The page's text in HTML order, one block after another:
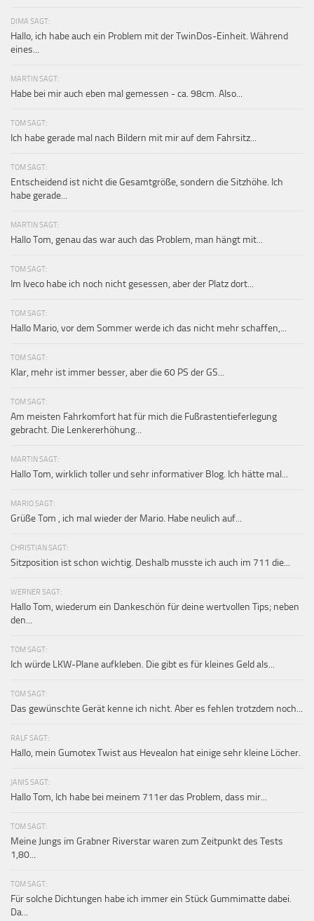
DIMA SAGT:
Hallo, ich habe auch ein Problem mit der TwinDos-Einheit. Während
eines...
MARTIN SAGT:
Habe bei mir auch eben mal gemessen - ca. 98cm. Also...
TOM SAGT:
Ich habe gerade mal nach Bildern mit mir auf dem Fahrsitz...
TOM SAGT:
Entscheidend ist nicht die Gesamtgröße, sondern die Sitzhöhe. Ich
habe gerade...
MARTIN SAGT:
Hallo Tom, genau das war auch das Problem, man hängt mit...
TOM SAGT:
Im Iveco habe ich noch nicht gesessen, aber der Platz dort...
TOM SAGT:
Hallo Mario, vor dem Sommer werde ich das nicht mehr schaffen,...
TOM SAGT:
Klar, mehr ist immer besser, aber die 60 PS der GS...
TOM SAGT:
Am meisten Fahrkomfort hat für mich die Fußrastentieferlegung
gebracht. Die Lenkererhöhung...
MARTIN SAGT:
Hallo Tom, wirklich toller und sehr informativer Blog. Ich hätte mal...
MARIO SAGT:
Grüße Tom , ich mal wieder der Mario. Habe neulich auf...
CHRISTIAN SAGT:
Sitzposition ist schon wichtig. Deshalb musste ich auch im 711 die...
WERNER SAGT:
Hallo Tom, wiederum ein Dankeschön für deine wertvollen Tips; neben
den...
TOM SAGT:
Ich würde LKW-Plane aufkleben. Die gibt es für kleines Geld als...
TOM SAGT:
Das gewünschte Gerät kenne ich nicht. Aber es fehlen trotzdem noch...
RALF SAGT:
Hallo, mein Gumotex Twist aus Hevealon hat einige sehr kleine Löcher.
JANIS SAGT:
Hallo Tom, Ich habe bei meinem 711er das Problem, dass mir...
TOM SAGT:
Meine Jungs im Grabner Riverstar waren zum Zeitpunkt des Tests
1,80...
TOM SAGT:
Für solche Dichtungen habe ich immer ein Stück Gummimatte dabei.
Da...